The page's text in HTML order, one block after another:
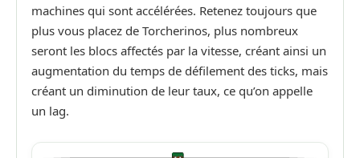
machines qui sont accélérées. Retenez toujours que
plus vous placez de Torcherinos, plus nombreux
seront les blocs affectés par la vitesse, créant ainsi un
augmentation du temps de défilement des ticks, mais
créant un diminution de leur taux, ce qu’on appelle
un lag.